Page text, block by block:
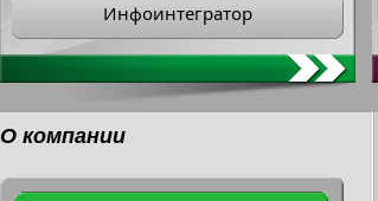
Инфоинтегратор
О компании